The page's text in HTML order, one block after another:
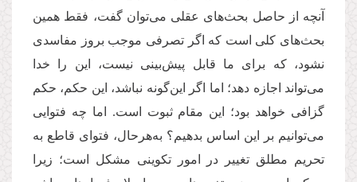
آنچه از حاصل بحث‌های عقلی می‌توان گفت، فقط همین
بحث‌های كلی است كه اگر تصرفی موجب بروز مفاسدی
نشود، كه برای ما قابل پیش‌بینی نیست، این را خدا
می‌تواند اجازه دهد؛ اما اگر این‌گونه نباشد، این حكم، حكم
گزافی خواهد بود؛ این مقام ثبوت است. اما چه فتوایی
می‌توانیم بر این اساس بدهیم؟ به‌هر‌حال، فتوای قاطع به
تحریم مطلق تغییر در امور تكوینی مشكل است؛ زیرا